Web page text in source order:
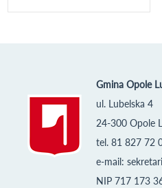
Gmina Opole
ul. Lubelska 4
24-300 Opole
tel. 81 827 72
e-mail:
NIP 717 173